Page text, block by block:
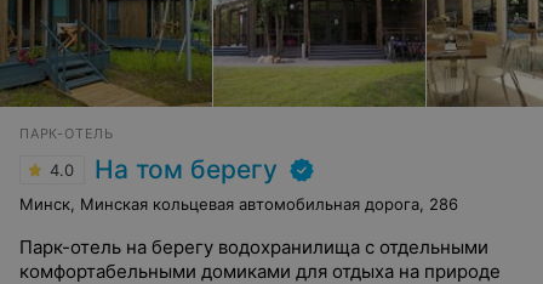
ПАРК-ОТЕЛЬ
4.0 На том берегу
Минск, Минская кольцевая автомобильная дорога, 286
Парк-отель на берегу водохранилища с отдельными
комфортабельными домиками для отдыха на природе